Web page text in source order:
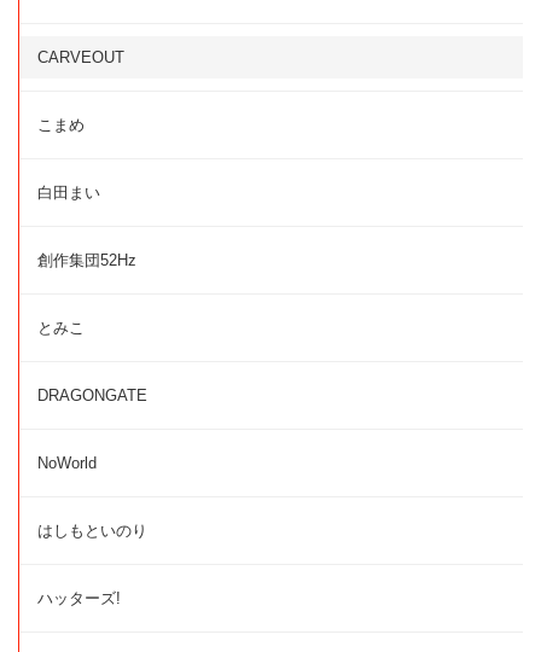
CARVEOUT
こまめ
白田まい
創作集団52Hz
とみこ
DRAGONGATE
NoWorld
はしもといのり
ハッターズ!